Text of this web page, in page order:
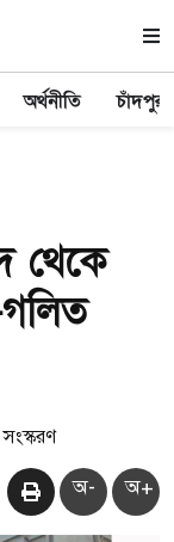
অর্থনীতি চাঁদপুর
থেকে
অ- অ+